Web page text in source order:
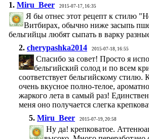
1. Miru_Beer 2015-07-17, 16:35
Я бы отнес этот рецепт к стилю
Витбирах, обычно ниже засыпь
бельгийцы любят сыпать в варку
2. cherypashka2014 2015-07-18, 16:55
Спасибо за совет! Просто я
бельгийский солод и по всем
соответствует бельгийскому стилю.
очень вкусное полно-телое,
жаркого лета в самый раз!
меня оно получается слегка
5. Miru_Beer 2015-07-19, 20:58
Ну да! крепковатое.